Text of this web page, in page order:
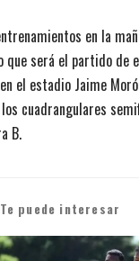
en la
que será el partido de
el estadio Jaime
cuadrangulares
B.
Te puede interesar